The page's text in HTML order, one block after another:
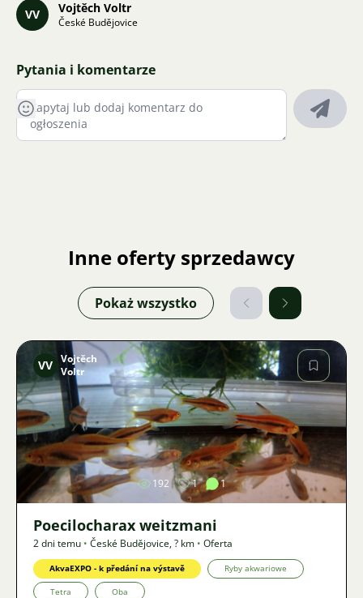
VV Vojtěch Voltr
České Budějovice
Pytania i komentarze
Inne oferty sprzedawcy
Pokaż wszystko
Zdjęcie
VV Vojtěch
Voltr
192 1 1
Poecilocharax weitzmani
2 dni temu • České Budějovice,? km • Oferta
AkvaEXPO - k předání na výstavě Ryby akwariowe
Tetra Oba